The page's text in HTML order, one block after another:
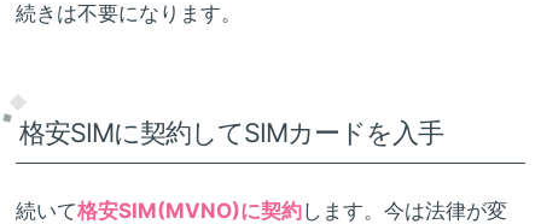
続きは不要になります。
格安SIMに契約してSIMカードを入手
続いて格安SIM(MVNO)に契約します。今は法律が変